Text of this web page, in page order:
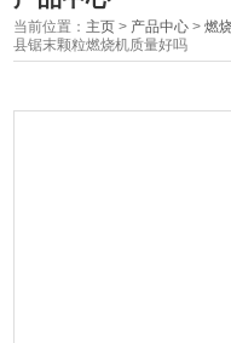
当前位置： 主页 > 产品中心 >燃
县锯末颗粒燃烧机质量好吗